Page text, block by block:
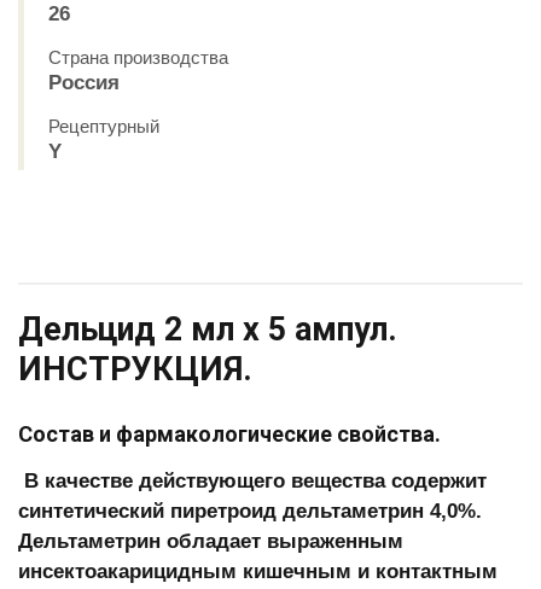
26
Страна производства
Россия
Рецептурный
Y
Дельцид 2 мл х 5 ампул.
ИНСТРУКЦИЯ.
Состав и фармакологические свойства.
В качестве действующего вещества содержит
синтетический пиретроид дельтаметрин 4,0%.
Дельтаметрин обладает выраженным
инсектоакарицидным кишечным и контактным